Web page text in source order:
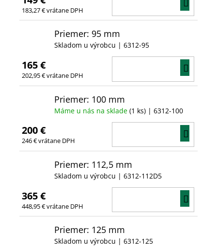
183,27 € vrátane DPH
Priemer: 95 mm
Skladom u výrobcu | 6312-95
165 €
202,95 € vrátane DPH
Priemer: 100 mm
Máme u nás na sklade (1 ks) | 6312-100
200 €
246 € vrátane DPH
Priemer: 112,5 mm
Skladom u výrobcu | 6312-112D5
365 €
448,95 € vrátane DPH
Priemer: 125 mm
Skladom u výrobcu | 6312-125